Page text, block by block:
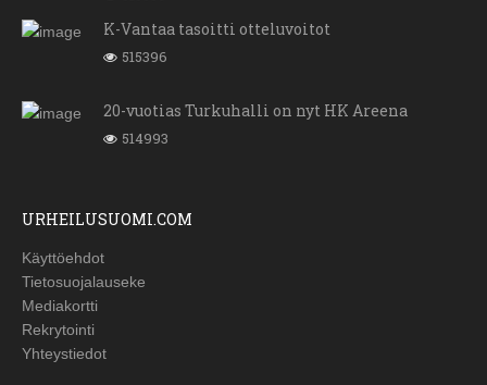
K-Vantaa tasoitti otteluvoitot
515396
20-vuotias Turkuhalli on nyt HK Areena
514993
URHEILUSUOMI.COM
Käyttöehdot
Tietosuojalauseke
Mediakortti
Rekrytointi
Yhteystiedot